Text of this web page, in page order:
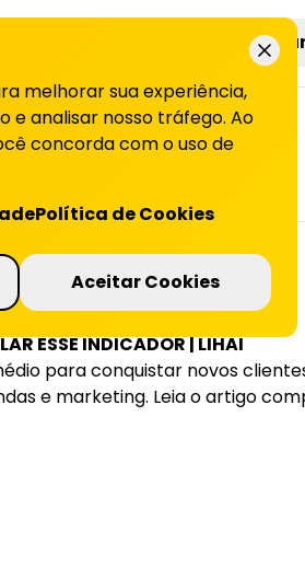
soluções
o que é CAC
ESSE INDICADOR | LIHAI
para conquistar novos
e marketing. Leia o artigo
melhorar sua experiência,
e analisar nosso tráfego. Ao
concorda com o uso de
Política de Cookies
Aceitar Cookies